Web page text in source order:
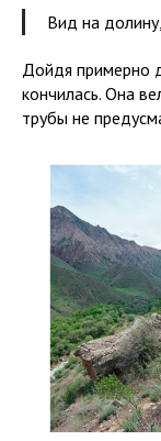
Вид на
Дойдя примерно
кончилась. Она
трубы не